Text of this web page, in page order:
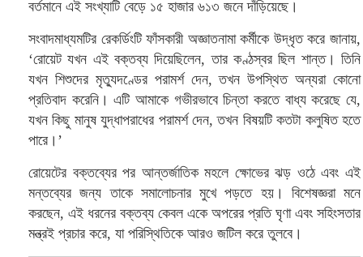
বর্তমানে এই সংখ্যাটি বেড়ে ১৫ হাজার ৬১৩ জনে দাঁড়িয়েছে।
সংবাদমাধ্যমটির রেকর্ডিংটি ফাঁসকারী অজ্ঞাতনামা কর্মীকে উদ্ধৃত করে জানায়,
‘রোয়েট যখন এই বক্তব্য দিয়েছিলেন, তার কণ্ঠস্বর ছিল শান্ত। তিনি
যখন শিশুদের মৃত্যুদণ্ডের পরামর্শ দেন, তখন উপস্থিত অন্যরা কোনো
প্রতিবাদ করেনি। এটি আমাকে গভীরভাবে চিন্তা করতে বাধ্য করেছে যে,
যখন কিছু মানুষ যুদ্ধাপরাধের পরামর্শ দেন, তখন বিষয়টি কতটা কলুষিত হতে
পারে।’
রোয়েটের বক্তব্যের পর আন্তর্জাতিক মহলে ক্ষোভের ঝড় ওঠে এবং এই
মন্তব্যের জন্য তাকে সমালোচনার মুখে পড়তে হয়। বিশেষজ্ঞরা মনে
করছেন, এই ধরনের বক্তব্য কেবল একে অপরের প্রতি ঘৃণা এবং সহিংসতার
মন্ত্রই প্রচার করে, যা পরিস্থিতিকে আরও জটিল করে তুলবে।